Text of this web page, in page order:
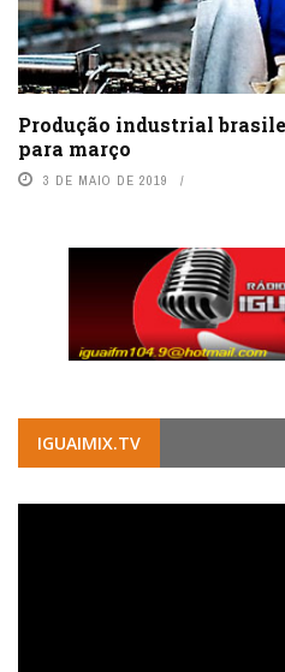
Produção industrial
para março
3 DE MAIO DE 2019
IGUAIMIX.TV